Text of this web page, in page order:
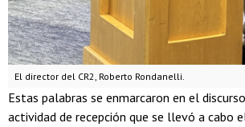
El director del CR2, Roberto Rondanelli.
Estas palabras se enmarcaron en el
actividad de recepción que se llevó a cabo